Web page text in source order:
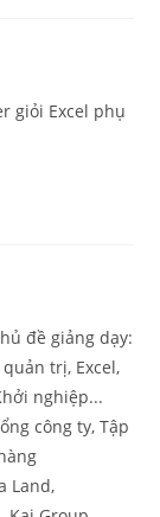
giỏi Excel phụ
đề giảng dạy:
trị, Excel,
nghiệp...
công ty, Tập
Land,